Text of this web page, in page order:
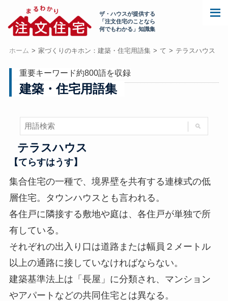
ザ・ハウスが提供する
「注文住宅のことなら
何でもわかる」知識集
ホーム 家づくりのキホン：建築・住宅用語集 て テラスハウス
重要キーワード約800語を収録
建築・住宅用語集
テラスハウス
【てらすはうす】
集合住宅の一種で、境界壁を共有する連棟式の低
層住宅。タウンハウスとも言われる。
各住戸に隣接する敷地や庭は、各住戸が単独で所
有している。
それぞれの出入り口は道路または幅員２メートル
以上の通路に接していなければならない。
建築基準法上は「長屋」に分類され、マンション
やアパートなどの共同住宅とは異なる。